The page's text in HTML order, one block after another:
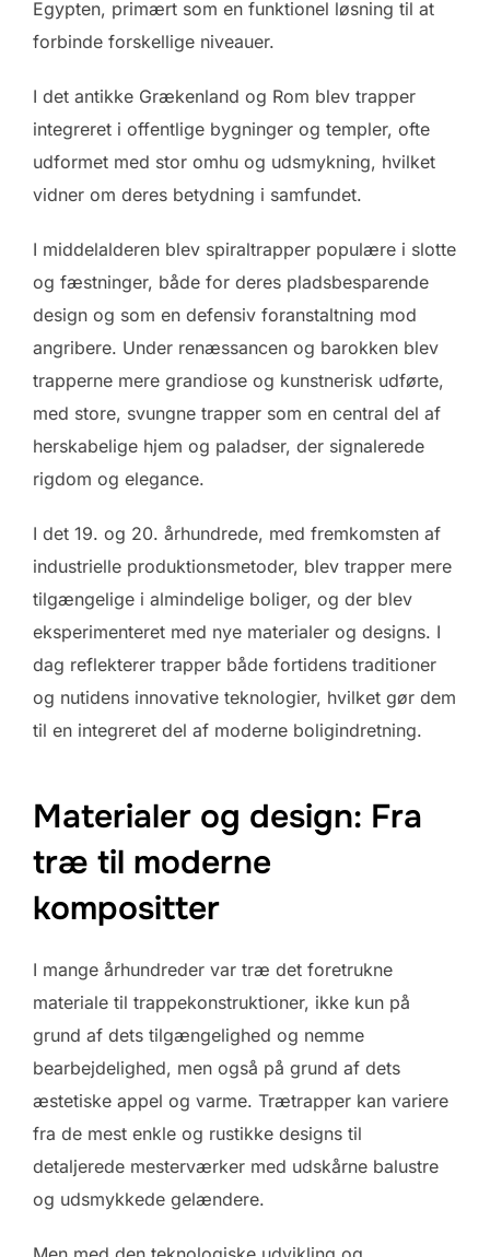
Egypten, primært som en funktionel løsning til at
forbinde forskellige niveauer.
I det antikke Grækenland og Rom blev trapper
integreret i offentlige bygninger og templer, ofte
udformet med stor omhu og udsmykning, hvilket
vidner om deres betydning i samfundet.
I middelalderen blev spiraltrapper populære i slotte
og fæstninger, både for deres pladsbesparende
design og som en defensiv foranstaltning mod
angribere. Under renæssancen og barokken blev
trapperne mere grandiose og kunstnerisk udførte,
med store, svungne trapper som en central del af
herskabelige hjem og paladser, der signalerede
rigdom og elegance.
I det 19. og 20. århundrede, med fremkomsten af
industrielle produktionsmetoder, blev trapper mere
tilgængelige i almindelige boliger, og der blev
eksperimenteret med nye materialer og designs. I
dag reflekterer trapper både fortidens traditioner
og nutidens innovative teknologier, hvilket gør dem
til en integreret del af moderne boligindretning.
Materialer og design: Fra
træ til moderne
kompositter
I mange århundreder var træ det foretrukne
materiale til trappekonstruktioner, ikke kun på
grund af dets tilgængelighed og nemme
bearbejdelighed, men også på grund af dets
æstetiske appel og varme. Trætrapper kan variere
fra de mest enkle og rustikke designs til
detaljerede mesterværker med udskårne balustre
og udsmykkede gelændere.